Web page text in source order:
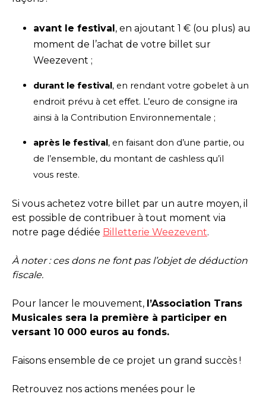
avant le festival, en ajoutant 1 € (ou plus) au
moment de l’achat de votre billet sur
Weezevent ;
durant le festival, en rendant votre gobelet à un
endroit prévu à cet effet. L’euro de consigne ira
ainsi à la Contribution Environnementale ;
après le festival, en faisant don d’une partie, ou
de l’ensemble, du montant de cashless qu’il
vous reste.
Si vous achetez votre billet par un autre moyen, il
est possible de contribuer à tout moment via
notre page dédiée Billetterie Weezevent.
À noter : ces dons ne font pas l’objet de déduction
fiscale.
Pour lancer le mouvement, l’Association Trans
Musicales sera la première à participer en
versant 10 000 euros au fonds.
Faisons ensemble de ce projet un grand succès !
Retrouvez nos actions menées pour le